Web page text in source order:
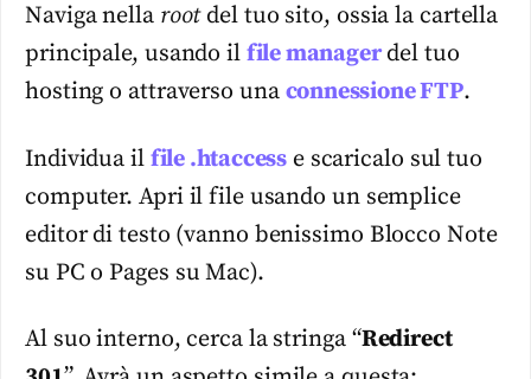
Naviga nella rootdel tuo sito, ossia la cartella
principale, usando il file managerdel tuo
hosting o attraverso una connessione FTP.
Individua il file .htaccesse scaricalo sul tuo
computer. Apri il file usando un semplice
editor di testo (vanno benissimo Blocco Note
su PC o Pages su Mac).
Al suo interno, cerca la stringa “Redirect